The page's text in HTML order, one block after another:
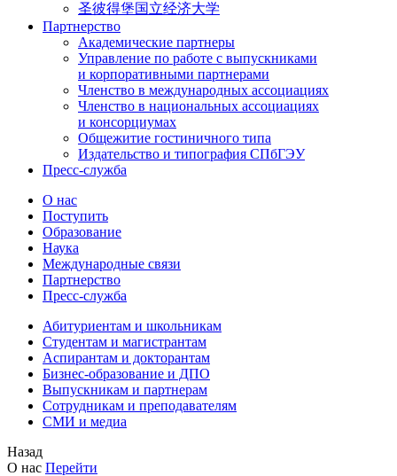
圣彼得堡国立经济大学
Партнерство
Академические партнеры
Управление по работе с выпускниками
и корпоративными партнерами
Членство в международных ассоциациях
Членство в национальных ассоциациях
и консорциумах
Общежитие гостиничного типа
Издательство и типография СПбГЭУ
Пресс-служба
О нас
Поступить
Образование
Наука
Международные связи
Партнерство
Пресс-служба
Абитуриентам и школьникам
Студентам и магистрантам
Аспирантам и докторантам
Бизнес-образование и ДПО
Выпускникам и партнерам
Сотрудникам и преподавателям
СМИ и медиа
Назад
О нас Перейти